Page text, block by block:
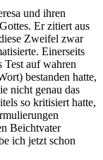
und ihren
Er zitiert aus
Zweifel zwar
Einerseits
Test auf wahren
bestanden hatte,
nicht genau das
so kritisiert hatte,
Beichtvater
ich jetzt schon